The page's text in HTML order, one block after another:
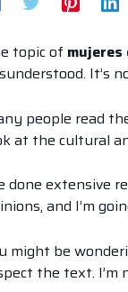
topic of
It’s
people read
at the cultural
done extensive
and I’m
might be
the text. I’m